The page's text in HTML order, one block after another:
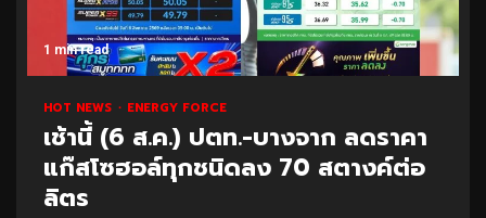
1 min read
HOT NEWS ENERGY FORCE
เช้านี้ (6 ส.ค.) ปตท.-บางจาก ลดราคา
แก๊สโซฮอล์ทุกชนิดลง 70 สตางค์ต่อ
ลิตร